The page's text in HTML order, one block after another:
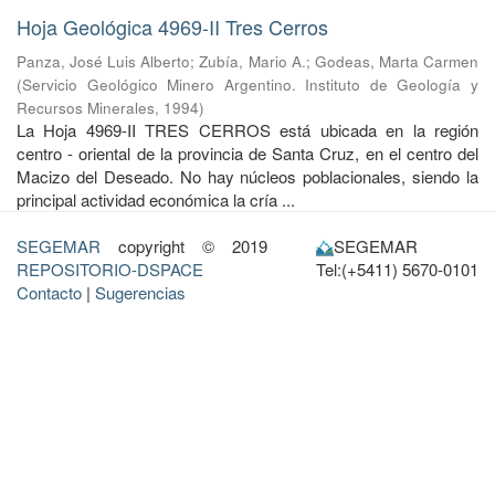
Hoja Geológica 4969-II Tres Cerros
Panza, José Luis Alberto;Zubía, Mario A.; Godeas, Marta Carmen
(Servicio Geológico Minero Argentino. Instituto de Geología y
Recursos Minerales, 1994)
La Hoja 4969-II TRES CERROS está ubicada en la región
centro - oriental de la provincia de Santa Cruz, en el centro del
Macizo del Deseado. No hay núcleos poblacionales, siendo la
principal actividad económica la cría ...
SEGEMAR copyright © 2019
REPOSITORIO-DSPACE
Contacto | Sugerencias
SEGEMAR
Tel:(+5411) 5670-0101